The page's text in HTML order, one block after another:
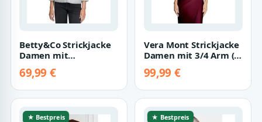
Betty&Co Strickjacke
Damen mit
69,99 €
Vera Mont Strickjacke
Damen mit 3/4 Arm (1-
99,99 €
★ Bestpreis ★ Bestpreis